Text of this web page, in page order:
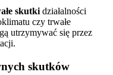
skutki działalności
czy trwałe
utrzymywać się przez
skutków